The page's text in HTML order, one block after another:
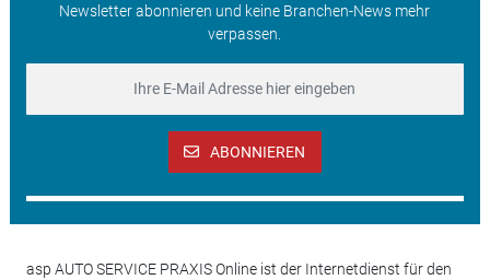
Newsletter abonnieren und keine Branchen-News mehr
verpassen.
ABONNIEREN
asp AUTO SERVICE PRAXIS Online ist der Internetdienst für den